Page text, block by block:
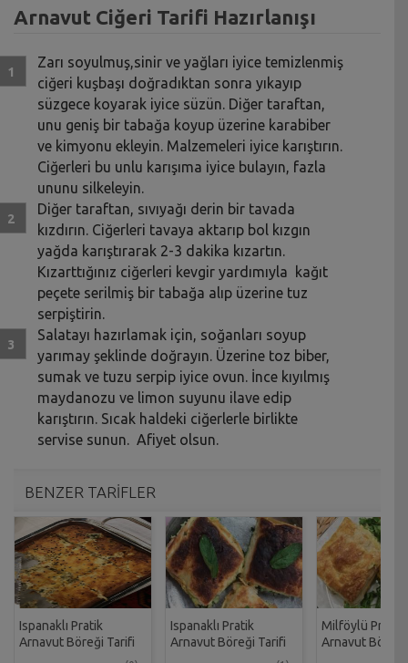
Arnavut Ciğeri Tarifi Hazırlanışı
Zarı soyulmuş,sinir ve yağları iyice temizlenmiş
ciğeri kuşbaşı doğradıktan sonra yıkayıp
süzgece koyarak iyice süzün. Diğer taraftan,
unu geniş bir tabağa koyup üzerine karabiber
ve kimyonu ekleyin. Malzemeleri iyice karıştırın.
Ciğerleri bu unlu karışıma iyice bulayın, fazla
ununu silkeleyin.
Diğer taraftan, sıvıyağı derin bir tavada
kızdırın. Ciğerleri tavaya aktarıp bol kızgın
yağda karıştırarak 2-3 dakika kızartın.
Kızarttığınız ciğerleri kevgir yardımıyla kağıt
peçete serilmiş bir tabağa alıp üzerine tuz
serpiştirin.
Salatayı hazırlamak için, soğanları soyup
yarımay şeklinde doğrayın. Üzerine toz biber,
sumak ve tuzu serpip iyice ovun. İnce kıyılmış
maydanozu ve limon suyunu ilave edip
karıştırın. Sıcak haldeki ciğerlerle birlikte
servise sunun. Afiyet olsun.
BENZER TARİFLER
Ispanaklı Pratik
Arnavut Böreği Tarifi
Ispanaklı Pratik
Arnavut Böreği Tarifi
Milföylü Pratik
Arnavut